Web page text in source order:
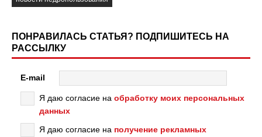
ПОНРАВИЛАСЬ СТАТЬЯ? ПОДПИШИТЕСЬ НА
РАССЫЛКУ
E-mail
Я даю согласие на обработку моих персональных
данных
Я даю согласие на получение рекламных